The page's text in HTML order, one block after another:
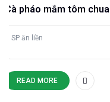
Cà pháo mắm tôm chua
SP ăn liền
READ MORE